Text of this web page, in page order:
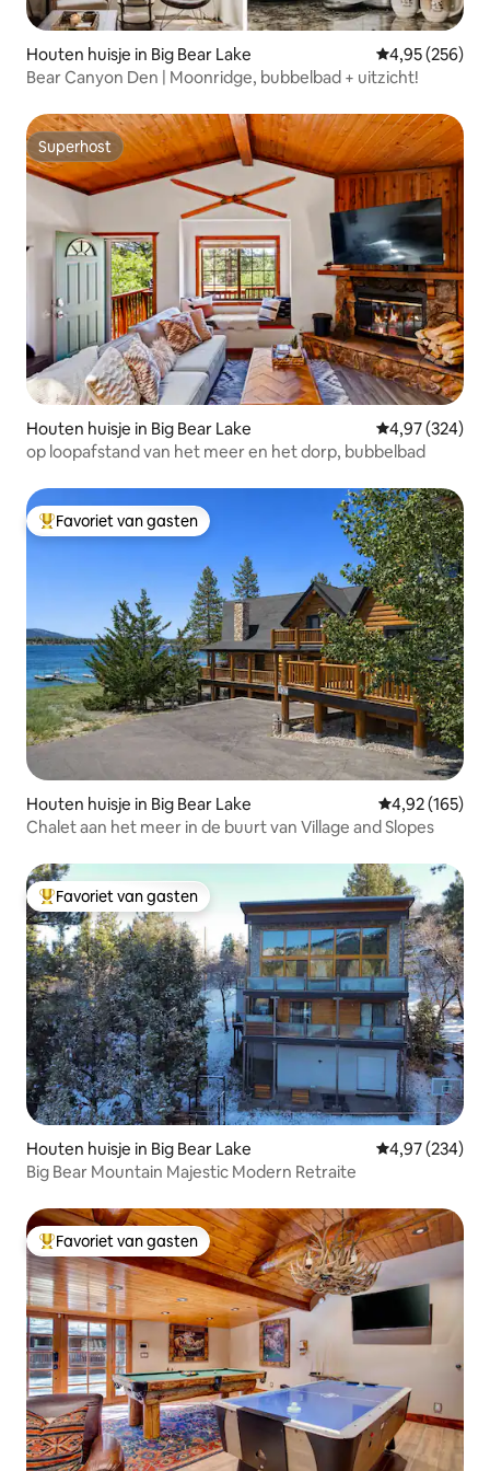
Houten huisje in Big Bear Lake Gemiddelde
4,95 (256)
Bear Canyon Den | Moonridge, bubbelbad + uitzicht!
Superhost
Superhost
Houten huisje in Big Bear Lake Gemiddelde
4,97 (324)
op loopafstand van het meer en het dorp, bubbelbad
Topfavoriet van gasten
Favoriet van gasten
Houten huisje in Big Bear Lake Gemiddelde
4,92 (165)
Chalet aan het meer in de buurt van Village and Slopes
Topfavoriet van gasten
Favoriet van gasten
Houten huisje in Big Bear Lake Gemiddelde
4,97 (234)
Big Bear Mountain Majestic Modern Retraite
Topfavoriet van gasten
Favoriet van gasten